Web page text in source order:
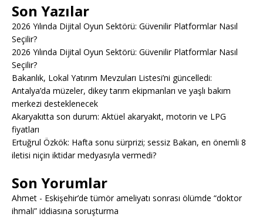
Son Yazılar
2026 Yılında Dijital Oyun Sektörü: Güvenilir Platformlar Nasıl
Seçilir?
2026 Yılında Dijital Oyun Sektörü: Güvenilir Platformlar Nasıl
Seçilir?
Bakanlık, Lokal Yatırım Mevzuları Listesi’ni güncelledi:
Antalya’da müzeler, dikey tarım ekipmanları ve yaşlı bakım
merkezi desteklenecek
Akaryakıtta son durum: Aktüel akaryakıt, motorin ve LPG
fiyatları
Ertuğrul Özkök: Hafta sonu sürprizi; sessiz Bakan, en önemli 8
iletisi niçin iktidar medyasıyla vermedi?
Son Yorumlar
Ahmet - Eskişehir’de tümör ameliyatı sonrası ölümde “doktor
ihmali” iddiasına soruşturma